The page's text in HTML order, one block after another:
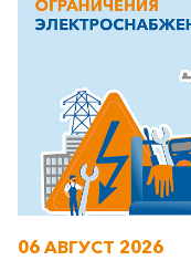
06 АВГУСТ 2026